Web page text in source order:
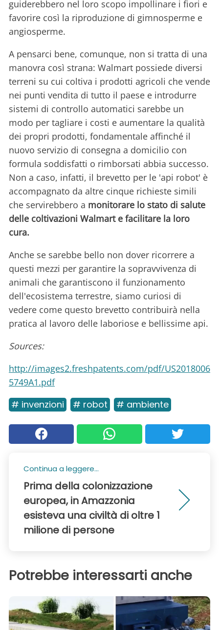
guiderebbero nel loro scopo impollinare i fiori e
favorire così la riproduzione di gimnosperme e
angiosperme.
A pensarci bene, comunque, non si tratta di una
manovra così strana: Walmart possiede diversi
terreni su cui coltiva i prodotti agricoli che vende
nei punti vendita di tutto il paese e introdurre
sistemi di controllo automatici sarebbe un
modo per tagliare i costi e aumentare la qualità
dei propri prodotti, fondamentale affinché il
nuovo servizio di consegna a domicilio con
formula soddisfatti o rimborsati abbia successo.
Non a caso, infatti, il brevetto per le 'api robot' è
accompagnato da altre cinque richieste simili
che servirebbero a monitorare lo stato di salute
delle coltivazioni Walmart e facilitare la loro
cura.
Anche se sarebbe bello non dover ricorrere a
questi mezzi per garantire la sopravvivenza di
animali che garantiscono il funzionamento
dell'ecosistema terrestre, siamo curiosi di
vedere come questo brevetto contribuirà nella
pratica al lavoro delle laboriose e bellissime api.
Sources:
http://images2.freshpatents.com/pdf/US2018006
5749A1.pdf
# invenzioni # robot # ambiente
Continua a leggere...
Prima della colonizzazione
europea, in Amazzonia
esisteva una civiltà di oltre 1
milione di persone
Potrebbe interessarti anche